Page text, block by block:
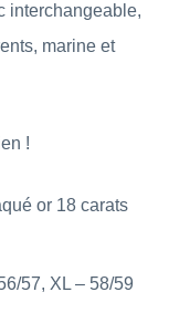
interchangeable,
marine et
!
or 18 carats
57, XL – 58/59